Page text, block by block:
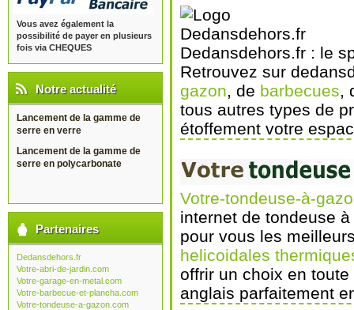
Vous avez également la
possibilité de payer en plusieurs
fois via CHEQUES
Notre actualité
Lancement de la gamme de
serre en verre
Lancement de la gamme de
serre en polycarbonate
Partenaires
Dedansdehors.fr
Votre-abri-de-jardin.com
Votre-garage-en-metal.com
Votre-barbecue-et-plancha.com
Votre-tondeuse-a-gazon.com
Dedansdehors.fr : le
Retrouvez sur
gazon , de barbecues ,
tous autres types de
étoffement votre
Votre-tondeuse-à-
internet de tondeuse
pour vous les
helicoidales
offrir un choix en
anglais parfaitement